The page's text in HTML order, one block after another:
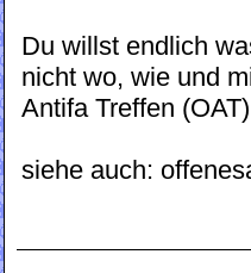
Du willst endlich
nicht wo, wie und
Antifa Treffen
siehe auch: